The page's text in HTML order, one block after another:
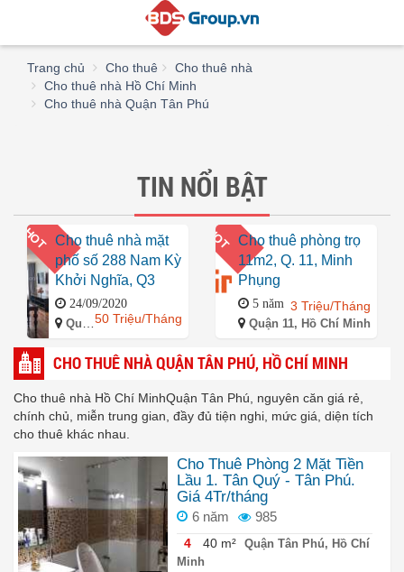
Trang chủ Cho thuê
Cho thuê nhà
Cho thuê nhà Hồ Chí Minh
Cho thuê nhà Quận Tân Phú
TIN NỔI BẬT
HOT Cho thuê nhà mặt
phố số 288 Nam Kỳ
Khởi Nghĩa, Q3
24/09/2020
50 Triệu/Tháng
Quận 3, Hồ Chí Minh
HOT Cho thuê phòng trọ
11m2, Q. 11, Minh
Phụng
5 năm 3 Triệu/Tháng
Quận 11, Hồ Chí Minh
CHO THUÊ NHÀ QUẬN TÂN PHÚ, HỒ CHÍ MINH
Cho thuê nhà Hồ Chí MinhQuận Tân Phú, nguyên căn giá rẻ,
chính chủ, miễn trung gian, đầy đủ tiện nghi, mức giá, diện tích
cho thuê khác nhau.
Cho Thuê Phòng 2 Mặt Tiền
Lầu 1. Tân Quý - Tân Phú.
Giá 4Tr/tháng
6 năm 985
4 40 m²
Quận Tân Phú, Hồ Chí
Minh